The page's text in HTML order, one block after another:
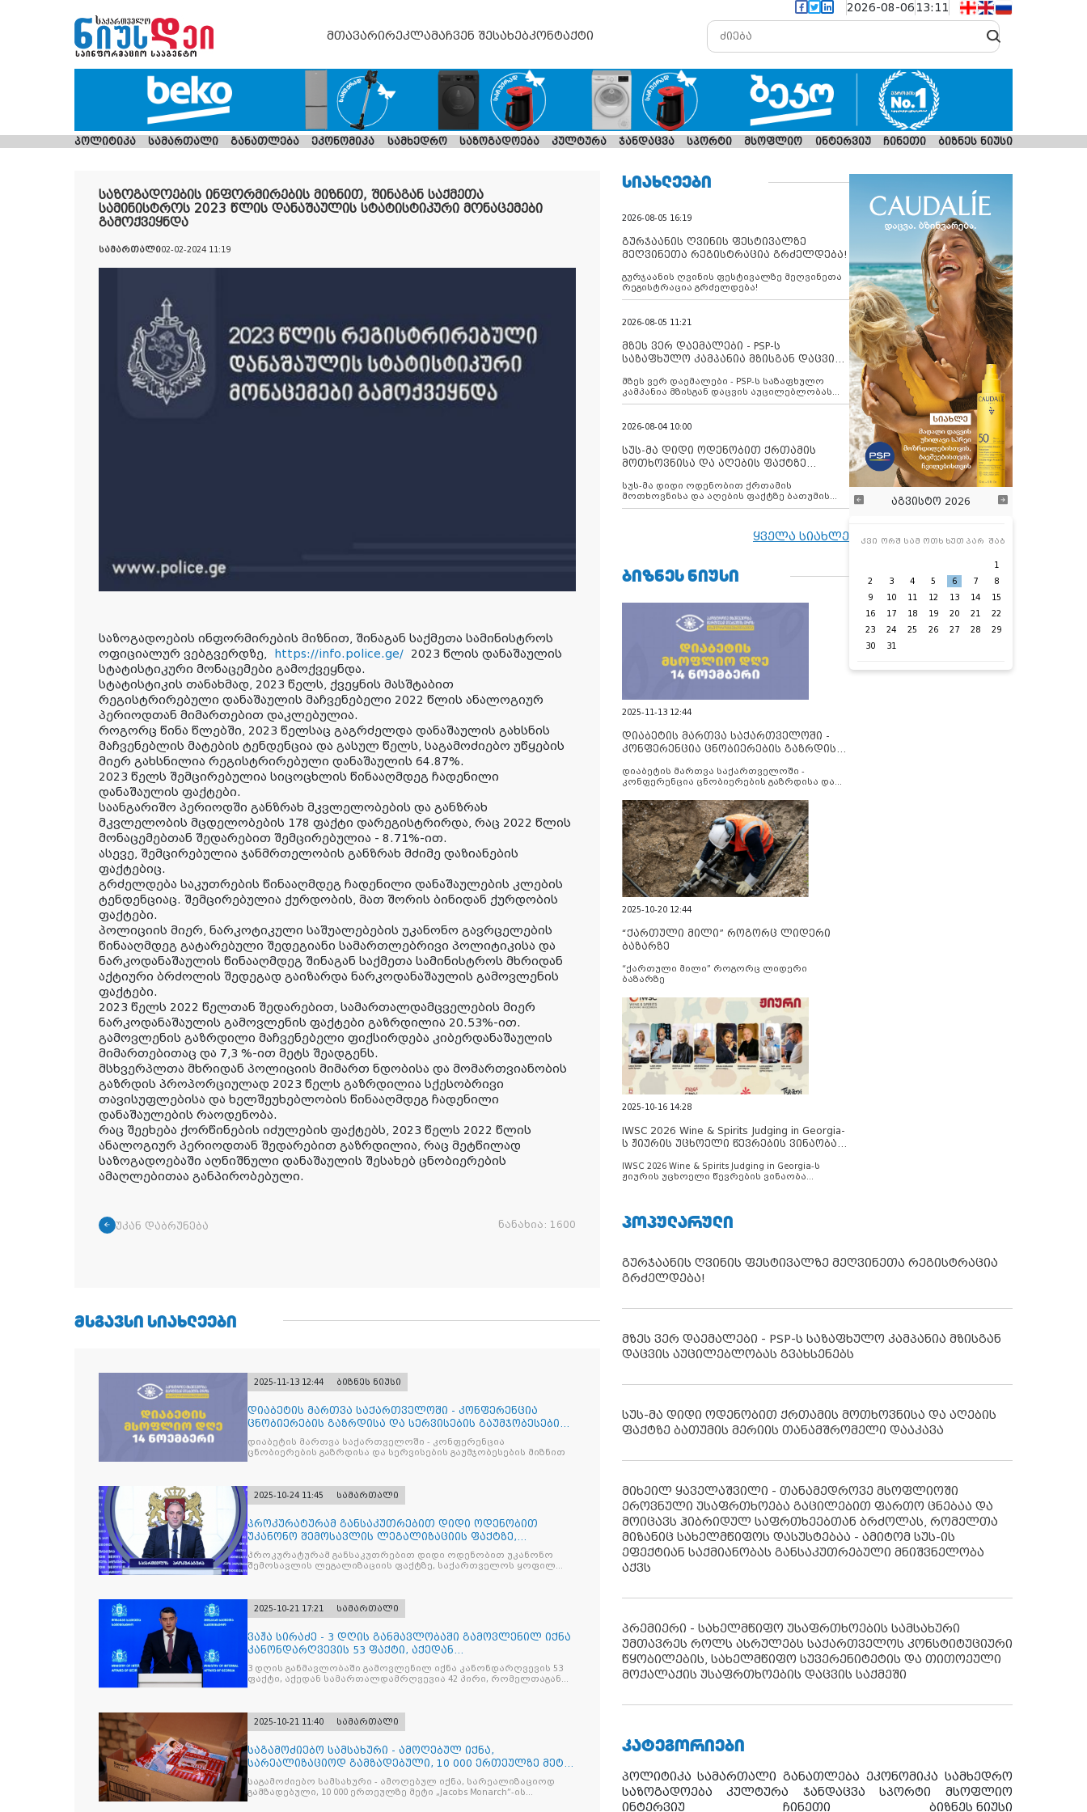
2026-08-06 13:11
მთავარირეკლამაჩვენ შესახებკონტაქტი
პოლიტიკა სამართალი განათლება ეკონომიკა სამხედრო საზოგადოება კულტურა ჯანდაცვა სპორტი მსოფლიო ინტერვიუ ჩინეთი ბიზნეს ნიუსი
საზოგადოების ინფორმირების მიზნით, შინაგან საქმეთა
სამინისტროს 2023 წლის დანაშაულის სტატისტიკური მონაცემები
გამოქვეყნდა
სამართალი02-02-2024 11:19
საზოგადოების ინფორმირების მიზნით, შინაგან საქმეთა სამინისტროს
ოფიციალურ ვებგვერდზე,
https://info.police.ge/
2023 წლის დანაშაულის
სტატისტიკური მონაცემები გამოქვეყნდა.
სტატისტიკის თანახმად, 2023 წელს, ქვეყნის მასშტაბით
რეგისტრირებული დანაშაულის მაჩვენებელი 2022 წლის ანალოგიურ
პერიოდთან მიმართებით დაკლებულია.
როგორც წინა წლებში, 2023 წელსაც გაგრძელდა დანაშაულის გახსნის
მაჩვენებლის მატების ტენდენცია და გასულ წელს, საგამოძიებო უწყების
მიერ გახსნილია რეგისტრირებული დანაშაულის 64.87%.
2023 წელს შემცირებულია სიცოცხლის წინააღმდეგ ჩადენილი
დანაშაულის ფაქტები.
საანგარიშო პერიოდში განზრახ მკვლელობების და განზრახ
მკვლელობის მცდელობების 178 ფაქტი დარეგისტრირდა, რაც 2022 წლის
მონაცემებთან შედარებით შემცირებულია - 8.71%-ით.
ასევე, შემცირებულია ჯანმრთელობის განზრახ მძიმე დაზიანების
ფაქტებიც.
გრძელდება საკუთრების წინააღმდეგ ჩადენილი დანაშაულების კლების
ტენდენციაც. შემცირებულია ქურდობის, მათ შორის ბინიდან ქურდობის
ფაქტები.
პოლიციის მიერ, ნარკოტიკული საშუალებების უკანონო გავრცელების
წინააღმდეგ გატარებული შედეგიანი სამართლებრივი პოლიტიკისა და
ნარკოდანაშაულის წინააღმდეგ შინაგან საქმეთა სამინისტროს მხრიდან
აქტიური ბრძოლის შედეგად გაიზარდა ნარკოდანაშაულის გამოვლენის
ფაქტები.
2023 წელს 2022 წელთან შედარებით, სამართალდამცველების მიერ
ნარკოდანაშაულის გამოვლენის ფაქტები გაზრდილია 20.53%-ით.
გამოვლენის გაზრდილი მაჩვენებელი ფიქსირდება კიბერდანაშაულის
მიმართებითაც და 7,3 %-ით მეტს შეადგენს.
მსხვერპლთა მხრიდან პოლიციის მიმართ ნდობისა და მომართვიანობის
გაზრდის პროპორციულად 2023 წელს გაზრდილია სქესობრივი
თავისუფლებისა და ხელშეუხებლობის წინააღმდეგ ჩადენილი
დანაშაულების რაოდენობა.
რაც შეეხება ქორწინების იძულების ფაქტებს, 2023 წელს 2022 წლის
ანალოგიურ პერიოდთან შედარებით გაზრდილია, რაც მეტწილად
საზოგადოებაში აღნიშნული დანაშაულის შესახებ ცნობიერების
ამაღლებითაა განპირობებული.
უკან დაბრუნება ნანახია: 1600
ᲛᲡᲒᲐᲕᲡᲘ ᲡᲘᲐᲮᲚᲔᲔᲑᲘ
2025-11-13 12:44 ბიზნეს ნიუსი
დიაბეტის მართვა საქართველოში - კონფერენცია
ცნობიერების გაზრდისა და სერვისების გაუმჯობესების
მიზნით
დიაბეტის მართვა საქართველოში - კონფერენცია
ცნობიერების გაზრდისა და სერვისების გაუმჯობესების მიზნით
2025-10-24 11:45 სამართალი
პროკურატურამ განსაკუთრებით დიდი ოდენობით
უკანონო შემოსავლის ლეგალიზაციის ფაქტზე,
საქართველოს ყოფილ პ
პროკურატურამ განსაკუთრებით დიდი ოდენობით უკანონო
შემოსავლის ლეგალიზაციის ფაქტზე, საქართველოს ყოფილ
2025-10-21 17:21 სამართალი
ვაჟა სირაძე - 3 დღის განმავლობაში გამოვლენილ იქნა
კანონდარღვევის 53 ფაქტი, აქედან
სამართალდამრღვევია
3 დღის განმავლობაში გამოვლენილ იქნა კანონდარღვევის 53
ფაქტი, აქედან სამართალდამრღვევია 42 პირი, რომელთაგან
2025-10-21 11:40 სამართალი
საგამოძიებო სამსახური - ამოღებულ იქნა,
სარეალიზაციოდ გამზადებული, 10 000 ერთეულზე მეტი
„Jacobs Monar
საგამოძიებო სამსახური - ამოღებულ იქნა, სარეალიზაციოდ
გამზადებული, 10 000 ერთეულზე მეტი „Jacobs Monarch”-ის
ᲡᲘᲐᲮᲚᲔᲔᲑᲘ
2026-08-05 16:19
გურჯაანის ღვინის ფესტივალზე
მეღვინეთა რეგისტრაცია გრძელდება!
გურჯაანის ღვინის ფესტივალზე მეღვინეთა
რეგისტრაცია გრძელდება!
2026-08-05 11:21
მზეს ვერ დაემალები - PSP-ს
საზაფხულო კამპანია მზისგან დაცვის
მზეს ვერ დაემალები - PSP-ს საზაფხულო
კამპანია მზისგან დაცვის აუცილებლობას
გვახსენებს
2026-08-04 10:00
სუს-მა დიდი ოდენობით ქრთამის
მოთხოვნისა და აღების ფაქტზე
დააკავა
სუს-მა დიდი ოდენობით ქრთამის
მოთხოვნისა და აღების ფაქტზე ბათუმის
მერიის თანამშრომელი დააკავა
ყველა სიახლე
ᲑᲘᲖᲜᲔᲡ ᲜᲘᲣᲡᲘ
2025-11-13 12:44
დიაბეტის მართვა საქართველოში -
კონფერენცია ცნობიერების გაზრდისა
დიაბეტის მართვა საქართველოში -
კონფერენცია ცნობიერების გაზრდისა და
2025-10-20 12:44
“ქართული მილი” როგორც ლიდერი
ბაზარზე
“ქართული მილი” როგორც ლიდერი
ბაზარზე
2025-10-16 14:28
IWSC 2026 Wine & Spirits Judging in Georgia-
ს ჟიურის უცხოელი წევრების ვინაობა
IWSC 2026 Wine & Spirits Judging in Georgia-ს
ჟიურის უცხოელი წევრების ვინაობა
აგვისტო 2026
კვი ორშ სამ ოთხ ხუთ პარ შაბ
1
2
3 4 5 6 7
8
9
10 11 12 13 14
15
16
17 18 19 20 21
22
23
24 25 26 27 28
29
30
31
ᲞᲝᲞᲣᲚᲐᲠᲣᲚᲘ
გურჯაანის ღვინის ფესტივალზე მეღვინეთა რეგისტრაცია
გრძელდება!
მზეს ვერ დაემალები - PSP-ს საზაფხულო კამპანია მზისგან
დაცვის აუცილებლობას გვახსენებს
სუს-მა დიდი ოდენობით ქრთამის მოთხოვნისა და აღების
ფაქტზე ბათუმის მერიის თანამშრომელი დააკავა
მიხეილ ყაველაშვილი - თანამედროვე მსოფლიოში
ეროვნული უსაფრთხოება გაცილებით ფართო ცნებაა და
მოიცავს ჰიბრიდულ საფრთხეებთან ბრძოლას, რომელთა
მიზანიც სახელმწიფოს დასუსტებაა - ამიტომ სუს-ის
ეფექტიან საქმიანობას განსაკუთრებული მნიშვნელობა
აქვს
პრემიერი - სახელმწიფო უსაფრთხოების სამსახური
უმთავრეს როლს ასრულებს საქართველოს კონსტიტუციური
წყობილების, სახელმწიფო სუვერენიტეტის და თითოეული
მოქალაქის უსაფრთხოების დაცვის საქმეში
ᲙᲐᲢᲔᲒᲝᲠᲘᲔᲑᲘ
პოლიტიკა სამართალი განათლება ეკონომიკა სამხედრო
საზოგადოება
კულტურა ჯანდაცვა სპორტი
მსოფლიო
ინტერვიუ
ჩინეთი ბიზნეს ნიუსი